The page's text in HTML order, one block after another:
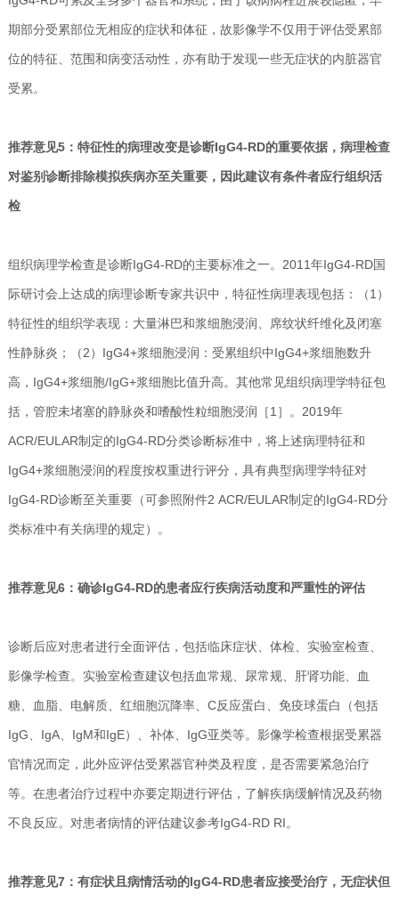
期部分受累部位无相应的症状和体征，故影像学不仅用于评估受累部
位的特征、范围和病变活动性，亦有助于发现一些无症状的内脏器官
受累。
推荐意见5：特征性的病理改变是诊断IgG4-RD的重要依据，病理检查
对鉴别诊断排除模拟疾病亦至关重要，因此建议有条件者应行组织活
检
组织病理学检查是诊断IgG4-RD的主要标准之一。2011年IgG4-RD国
际研讨会上达成的病理诊断专家共识中，特征性病理表现包括：（1）
特征性的组织学表现：大量淋巴和浆细胞浸润、席纹状纤维化及闭塞
性静脉炎；（2）IgG4+浆细胞浸润：受累组织中IgG4+浆细胞数升
高，IgG4+浆细胞/IgG+浆细胞比值升高。其他常见组织病理学特征包
括，管腔未堵塞的静脉炎和嗜酸性粒细胞浸润［1］。2019年
ACR/EULAR制定的IgG4-RD分类诊断标准中，将上述病理特征和
IgG4+浆细胞浸润的程度按权重进行评分，具有典型病理学特征对
IgG4-RD诊断至关重要（可参照附件2 ACR/EULAR制定的IgG4-RD分
类标准中有关病理的规定）。
推荐意见6：确诊IgG4-RD的患者应行疾病活动度和严重性的评估
诊断后应对患者进行全面评估，包括临床症状、体检、实验室检查、
影像学检查。实验室检查建议包括血常规、尿常规、肝肾功能、血
糖、血脂、电解质、红细胞沉降率、C反应蛋白、免疫球蛋白（包括
IgG、IgA、IgM和IgE）、补体、IgG亚类等。影像学检查根据受累器
官情况而定，此外应评估受累器官种类及程度，是否需要紧急治疗
等。在患者治疗过程中亦要定期进行评估，了解疾病缓解情况及药物
不良反应。对患者病情的评估建议参考IgG4-RD RI。
推荐意见7：有症状且病情活动的IgG4-RD患者应接受治疗，无症状但